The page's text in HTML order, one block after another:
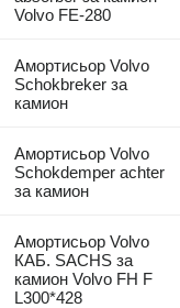
Volvo FE-280
Амортисьор Volvo
Schokbreker за
камион
Амортисьор Volvo
Schokdemper achter
за камион
Амортисьор Volvo
КАБ. SACHS за
камион Volvo FH F
L300*428